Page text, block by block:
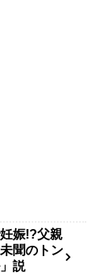
娠!?父親
聞のトン
説